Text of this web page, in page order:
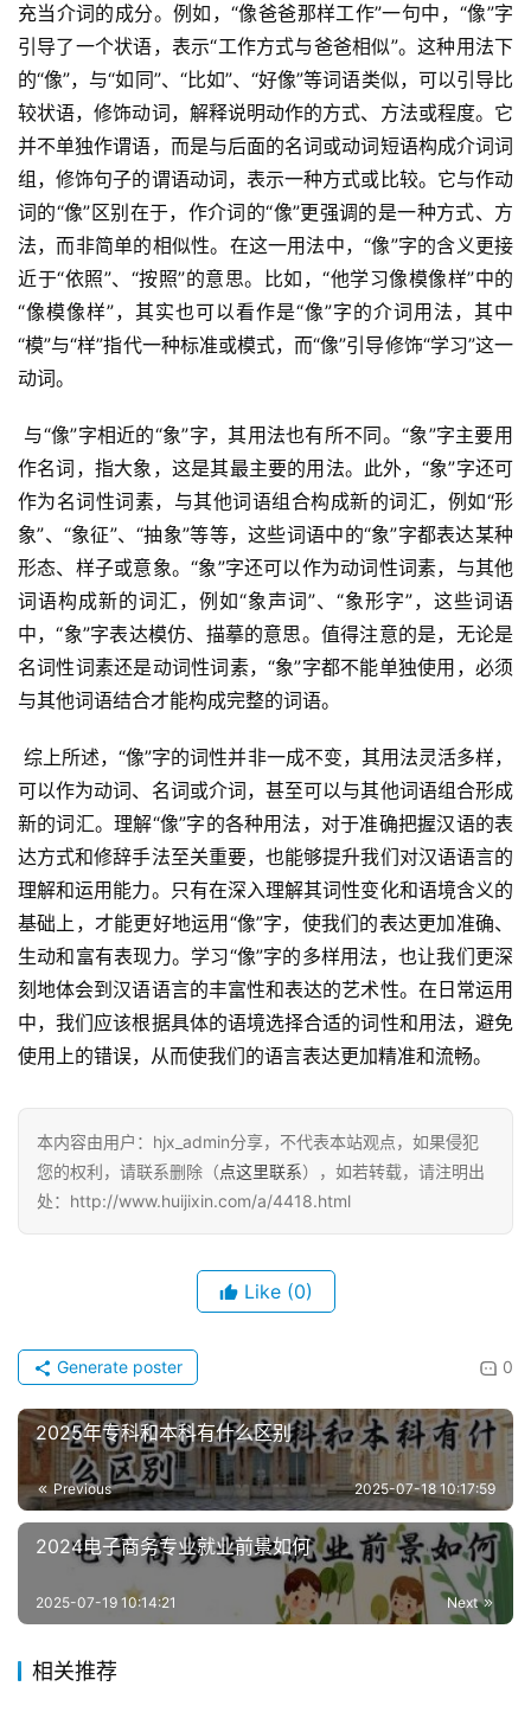
充当介词的成分。例如，“像爸爸那样工作”一句中，“像”字
引导了一个状语，表示“工作方式与爸爸相似”。这种用法下
的“像”，与“如同”、“比如”、“好像”等词语类似，可以引导比
较状语，修饰动词，解释说明动作的方式、方法或程度。它
并不单独作谓语，而是与后面的名词或动词短语构成介词词
组，修饰句子的谓语动词，表示一种方式或比较。它与作动
词的“像”区别在于，作介词的“像”更强调的是一种方式、方
法，而非简单的相似性。在这一用法中，“像”字的含义更接
近于“依照”、“按照”的意思。比如，“他学习像模像样”中的
“像模像样”，其实也可以看作是“像”字的介词用法，其中
“模”与“样”指代一种标准或模式，而“像”引导修饰“学习”这一
动词。
作名词，指大象，这是其最主要的用法。此外，“象”字还可
作为名词性词素，与其他词语组合构成新的词汇，例如“形
象”、“象征”、“抽象”等等，这些词语中的“象”字都表达某种
形态、样子或意象。“象”字还可以作为动词性词素，与其他
词语构成新的词汇，例如“象声词”、“象形字”，这些词语
中，“象”字表达模仿、描摹的意思。值得注意的是，无论是
名词性词素还是动词性词素，“象”字都不能单独使用，必须
与其他词语结合才能构成完整的词语。
综上所述，“像”字的词性并非一成不变，其用法灵活多样，
可以作为动词、名词或介词，甚至可以与其他词语组合形成
新的词汇。理解“像”字的各种用法，对于准确把握汉语的表
达方式和修辞手法至关重要，也能够提升我们对汉语语言的
理解和运用能力。只有在深入理解其词性变化和语境含义的
基础上，才能更好地运用“像”字，使我们的表达更加准确、
生动和富有表现力。学习“像”字的多样用法，也让我们更深
刻地体会到汉语语言的丰富性和表达的艺术性。在日常运用
中，我们应该根据具体的语境选择合适的词性和用法，避免
使用上的错误，从而使我们的语言表达更加精准和流畅。
本内容由用户：hjx_admin分享，不代表本站观点，如果侵犯
您的权利，请联系删除（点这里联系），如若转载，请注明出
处：http://www.huijixin.com/a/4418.html
Like (0)
0
Generate poster
2025年专科和本科有什么区别
Previous 2025-07-18 10:17:59
2024电子商务专业就业前景如何
Next
2025-07-19 10:14:21
相关推荐